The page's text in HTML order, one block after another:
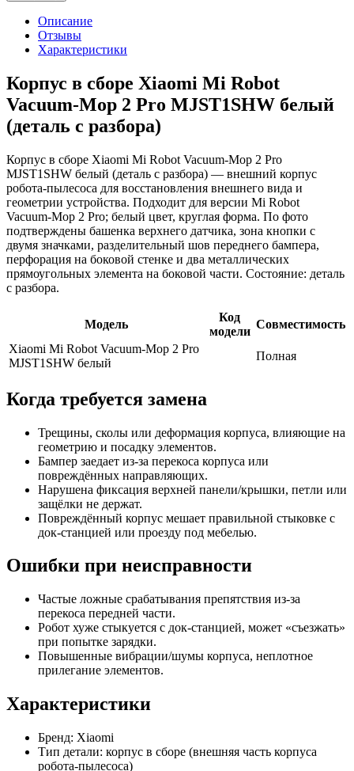
Описание
Отзывы
Характеристики
Корпус в сборе Xiaomi Mi Robot
Vacuum-Mop 2 Pro MJST1SHW белый
(деталь с разбора)
Корпус в сборе Xiaomi Mi Robot Vacuum-Mop 2 Pro
MJST1SHW белый (деталь с разбора) — внешний корпус
робота‑пылесоса для восстановления внешнего вида и
геометрии устройства. Подходит для версии Mi Robot
Vacuum‑Mop 2 Pro; белый цвет, круглая форма. По фото
подтверждены башенка верхнего датчика, зона кнопки с
двумя значками, разделительный шов переднего бампера,
перфорация на боковой стенке и два металлических
прямоугольных элемента на боковой части. Состояние: деталь
с разбора.
Модель
Код
модели
Совместимость
Xiaomi Mi Robot Vacuum-Mop 2 Pro
MJST1SHW белый
Полная
Когда требуется замена
Трещины, сколы или деформация корпуса, влияющие на
геометрию и посадку элементов.
Бампер заедает из‑за перекоса корпуса или
повреждённых направляющих.
Нарушена фиксация верхней панели/крышки, петли или
защёлки не держат.
Повреждённый корпус мешает правильной стыковке с
док‑станцией или проезду под мебелью.
Ошибки при неисправности
Частые ложные срабатывания препятствия из‑за
перекоса передней части.
Робот хуже стыкуется с док‑станцией, может «съезжать»
при попытке зарядки.
Повышенные вибрации/шумы корпуса, неплотное
прилегание элементов.
Характеристики
Бренд: Xiaomi
Тип детали: корпус в сборе (внешняя часть корпуса
робота‑пылесоса)